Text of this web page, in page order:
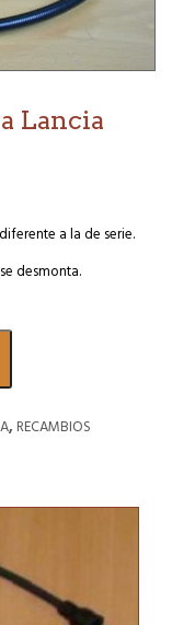
Lancia
a la de serie.
desmonta.
, RECAMBIOS